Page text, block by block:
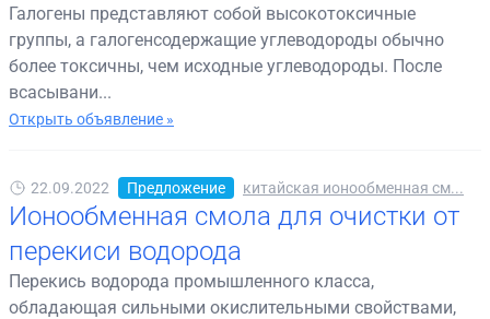
Галогены представляют собой высокотоксичные
группы, а галогенсодержащие углеводороды обычно
более токсичны, чем исходные углеводороды. После
всасывани...
Открыть объявление »
22.09.2022 Предложение китайская ионообменная см...
Ионообменная смола для очистки от
перекиси водорода
Перекись водорода промышленного класса,
обладающая сильными окислительными свойствами,